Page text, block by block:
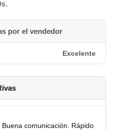
por el vendedor
Excelente
comunicación. Rápido